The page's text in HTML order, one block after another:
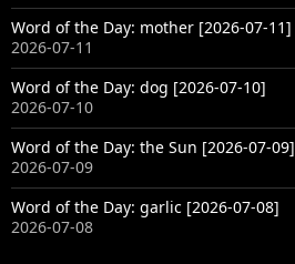
Word of the Day: mother [2026-07-11]
2026-07-11
Word of the Day: dog [2026-07-10]
2026-07-10
Word of the Day: the Sun [2026-07-09]
2026-07-09
Word of the Day: garlic [2026-07-08]
2026-07-08